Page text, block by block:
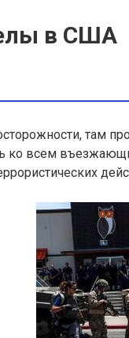
в США
там
ко всем